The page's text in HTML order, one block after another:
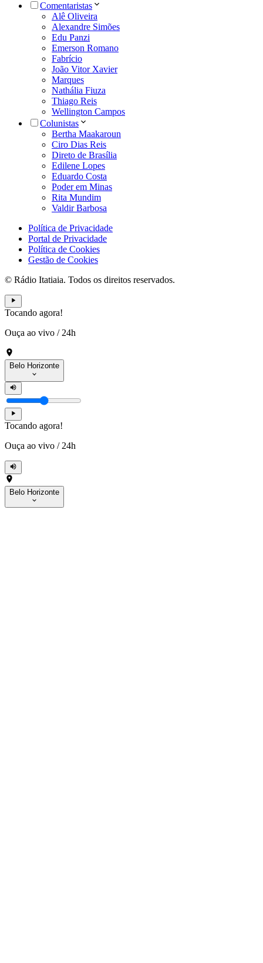
Comentaristas
Alê Oliveira
Alexandre Simões
Edu Panzi
Emerson Romano
Fabrício
João Vitor Xavier
Marques
Nathália Fiuza
Thiago Reis
Wellington Campos
Colunistas
Bertha Maakaroun
Ciro Dias Reis
Direto de Brasília
Edilene Lopes
Eduardo Costa
Poder em Minas
Rita Mundim
Valdir Barbosa
Política de Privacidade
Portal de Privacidade
Política de Cookies
Gestão de Cookies
© Rádio Itatiaia. Todos os direitos reservados.
Tocando agora!
Ouça ao vivo / 24h
Belo Horizonte
Tocando agora!
Ouça ao vivo / 24h
Belo Horizonte